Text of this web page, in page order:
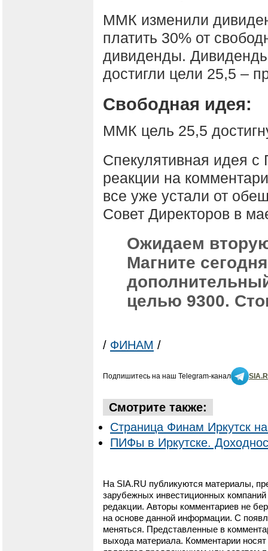
ММК изменили
платить 30% от
дивиденды.
достигли цели 25,5 –
Свободная идея:
ММК цель 25,5
Спекулятивная идея с
реакции на
все уже устали от
Совет Директоров в
Ожидаем
Магните
целью 9300.
/ ФИНАМ /
Подпишитесь на наш Telegram-канал
Смотрите также:
Страница Финам Иркутск
ПИФы в Иркутске.
На SIA.RU публикуются материалы,
зарубежных инвестиционных
редакции. Авторы комментариев не
на основе данной информации. С
меняться. Представленные в
выхода материала. Комментарии